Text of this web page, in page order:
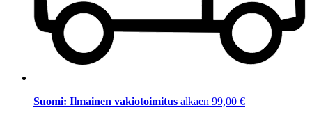
Suomi: Ilmainen vakiotoimitus alkaen 99,00 €